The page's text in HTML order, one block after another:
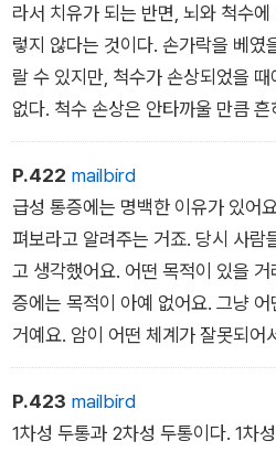
라서 치유가 되는 반면, 뇌와 척수
렇지 않다는 것이다. 손가락을 베였
랄 수 있지만, 척수가 손상되었을
없다. 척수 손상은 안타까울 만큼
척수가 손상되어 마비된 사람이
수 손상의 절반 이상은 교통사고나
있겠지만 남성이 여성보다 척수를
16-30세의 확률이 높은데, 총기와
는 되었으나 아직 철이 덜 들어서
때문이다.
_ 신경과 통증 중
P.422 mailbird
급성 통증에는 명백한 이유가 있어
펴보라고 알려주는 거죠. 당시 사람
고 생각했어요. 어떤 목적이 있을
증에는 목적이 아예 없어요. 그냥
거예요. 암이 어떤 체계가 잘못되어
지금은 만성 통증의 몇몇 유형들이
체라고 봅니다. 급성통증과 다른 양
병이라고요.
P.423 mailbird
1차성 두통과 2차성 두통이다. 1차